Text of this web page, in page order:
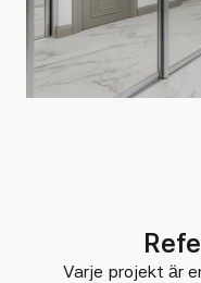
Varje projekt är